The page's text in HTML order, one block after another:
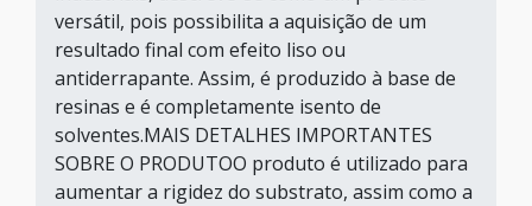
versátil, pois possibilita a aquisição de um
resultado final com efeito liso ou
antiderrapante. Assim, é produzido à base de
resinas e é completamente isento de
solventes.MAIS DETALHES IMPORTANTES
SOBRE O PRODUTOO produto é utilizado para
aumentar a rigidez do substrato, assim como a